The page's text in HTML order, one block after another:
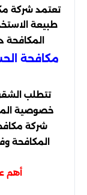
تعتمد شركة
طبيعة
المكافحة
مكافحة
تتطلب
خصوصية
شركة
المكافحة
أهم